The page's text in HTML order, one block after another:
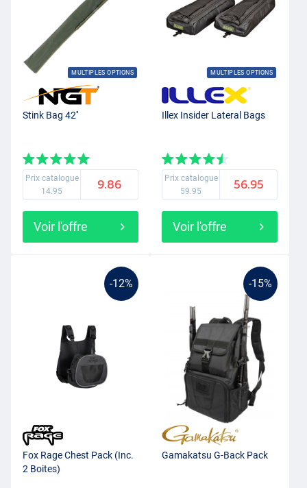
MULTIPLES OPTIONS
Stink Bag 42''
Prix catalogue
14.95
9.86
Voir l'offre
MULTIPLES OPTIONS
Illex Insider Lateral Bags
Prix catalogue
59.95
56.95
Voir l'offre
-12%
Fox Rage Chest Pack (Inc.
2 Boites)
-15%
Gamakatsu G-Back Pack